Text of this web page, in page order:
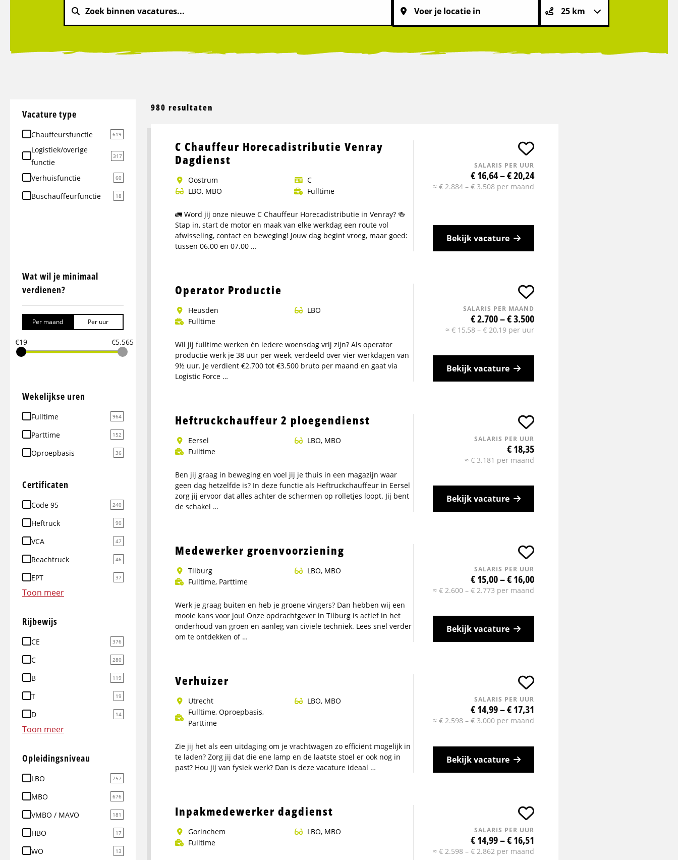
Vacature type
Chauffeursfunctie 619
Logistiek/overige
functie
317
Verhuisfunctie 60
Buschauffeurfunctie 18
Wat wil je minimaal
verdienen?
Per maand Per uur
€19 €5.565
Wekelijkse uren
Fulltime 964
Parttime 152
Oproepbasis 36
Certificaten
Code 95 240
Heftruck 90
VCA 47
Reachtruck 46
EPT 37
Toon meer
Rijbewijs
CE 376
C 280
B 119
T 19
D 14
Toon meer
Opleidingsniveau
LBO 757
MBO 676
VMBO / MAVO 181
HBO 17
WO 13
980 resultaten
C Chauffeur Horecadistributie Venray
Dagdienst
Oostrum
C
LBO, MBO
Fulltime
🚛 Word jij onze nieuwe C Chauffeur Horecadistributie in Venray? 🍻
Stap in, start de motor en maak van elke werkdag een route vol
afwisseling, contact en beweging! Jouw dag begint vroeg, maar goed:
tussen 06.00 en 07.00 …
SALARIS PER UUR
€ 16,64 – € 20,24
≈ € 2.884 – € 3.508 per maand
Bekijk vacature
C
Chauffeur
Horecadistributie
Dagdienst
Operator Productie
Heusden
LBO
Fulltime
Wil jij fulltime werken én iedere woensdag vrij zijn? Als operator
productie werk je 38 uur per week, verdeeld over vier werkdagen van
9½ uur. Je verdient €2.700 tot €3.500 bruto per maand en gaat via
Logistic Force …
SALARIS PER MAAND
€ 2.700 – € 3.500
≈ € 15,58 – € 20,19 per uur
Bekijk vacature
Operator
Productie
Heftruckchauffeur 2 ploegendienst
Eersel
LBO, MBO
Fulltime
Ben jij graag in beweging en voel jij je thuis in een magazijn waar
geen dag hetzelfde is? In deze functie als Heftruckchauffeur in Eersel
zorg jij ervoor dat alles achter de schermen op rolletjes loopt. Jij bent
de schakel …
SALARIS PER UUR
€ 18,35
≈ € 3.181 per maand
Bekijk vacature
Heftruckchauffeur
2
ploegendienst
Medewerker groenvoorziening
Tilburg
LBO, MBO
Fulltime, Parttime
Werk je graag buiten en heb je groene vingers? Dan hebben wij een
mooie kans voor jou! Onze opdrachtgever in Tilburg is actief in het
onderhoud van groen en aanleg van civiele techniek. Lees snel verder
om te ontdekken of …
SALARIS PER UUR
€ 15,00 – € 16,00
≈ € 2.600 – € 2.773 per maand
Bekijk vacature
Medewerker
groenvoorziening
Verhuizer
Utrecht
LBO, MBO
Fulltime, Oproepbasis,
Parttime
Zie jij het als een uitdaging om je vrachtwagen zo efficiënt mogelijk in
te laden? Zorg jij dat die ene lamp en de laatste stoel er ook nog in
past? Hou jij van fysiek werk? Dan is deze vacature ideaal …
SALARIS PER UUR
€ 14,99 – € 17,31
≈ € 2.598 – € 3.000 per maand
Bekijk vacature
Verhuizer
Inpakmedewerker dagdienst
Gorinchem
LBO, MBO
Fulltime
SALARIS PER UUR
€ 14,99 – € 16,51
≈ € 2.598 – € 2.862 per maand